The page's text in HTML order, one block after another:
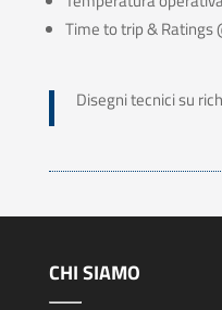
Time to trip & Ratings
Disegni tecnici su
CHI SIAMO